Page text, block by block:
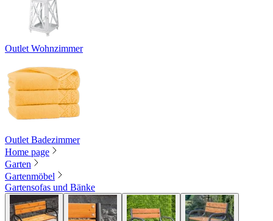
Outlet Wohnzimmer
Outlet Badezimmer
Home page
Garten
Gartenmöbel
Gartensofas und Bänke